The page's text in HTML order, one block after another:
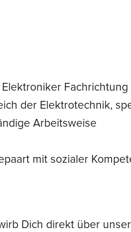
der Elektrotechnik,
Arbeitsweise
mit sozialer
Dich direkt über